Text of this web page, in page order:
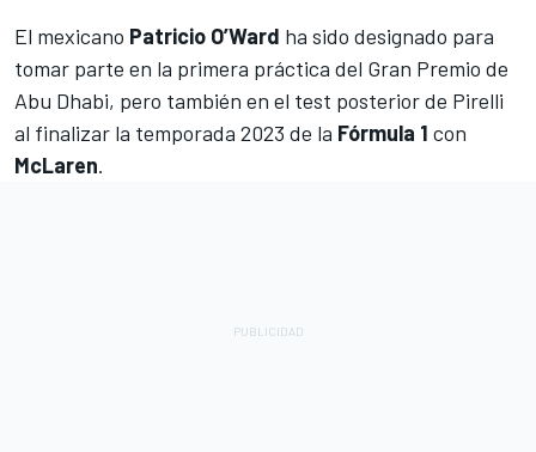
El mexicano Patricio O’Ward ha sido designado para
tomar parte en la primera práctica del Gran Premio de
Abu Dhabi, pero también en el test posterior de Pirelli
al finalizar la temporada 2023 de la Fórmula 1 con
McLaren.